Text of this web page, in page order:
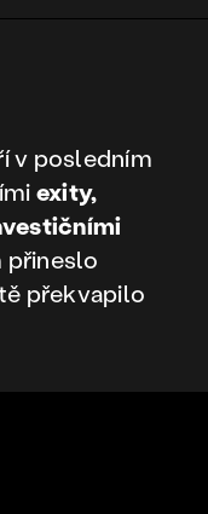
v posledním
exity,
přineslo
překvapilo